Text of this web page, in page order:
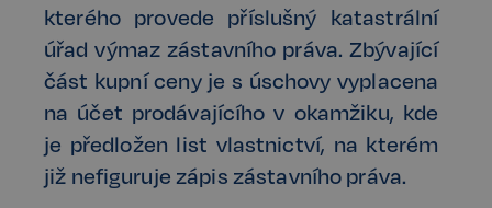
kterého provede příslušný katastrální
úřad výmaz zástavního práva. Zbývající
část kupní ceny je s úschovy vyplacena
na účet prodávajícího v okamžiku, kde
je předložen list vlastnictví, na kterém
již nefiguruje zápis zástavního práva.